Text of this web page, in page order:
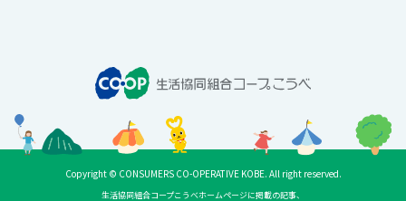
Copyright © CONSUMERS CO-OPERATIVE KOBE. All right reserved.
生活協同組合コープこうべホームページに掲載の記事、